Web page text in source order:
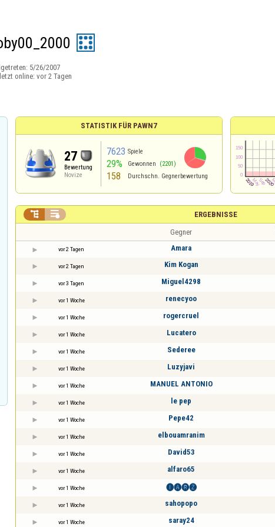
5/26/2007
online: vor 2 Tagen
STATISTIK FÜR PAWN7
27
Bewertung
Novize
7623 Spiele
29% Gewonnen (2201)
158 Durchschn. Gegnerbewertung
ERGEBNISSE
 
Gegner
vor 2 Tagen Amara
vor 2 Tagen Kim Kogan
vor 3 Tagen Miguel4298
vor 1 Woche renecyoo
vor 1 Woche rogercruel
vor 1 Woche Lucatero
vor 1 Woche Sederee
vor 1 Woche Luzyjavi
vor 1 Woche MANUEL ANTONIO
vor 1 Woche le pep
vor 1 Woche Pepe42
vor 1 Woche elbouamranim
vor 1 Woche David53
vor 1 Woche alfaro65
vor 1 Woche 🅘🅐🅡🅩
vor 1 Woche sahopopo
vor 1 Woche saray24